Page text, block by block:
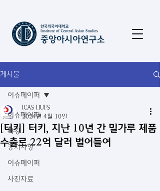
게시물
이슈페이퍼
특강
공지사항
이슈페이퍼
사진자료
이슈페이퍼
[터키] 터키, 지난 10년 간 밀가루 제품
수출로 22억 달러 벌어들여
ICAS HUFS
2024년 4월 10일